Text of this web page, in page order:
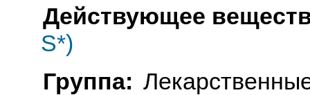
Действующее
S*)
Группа: